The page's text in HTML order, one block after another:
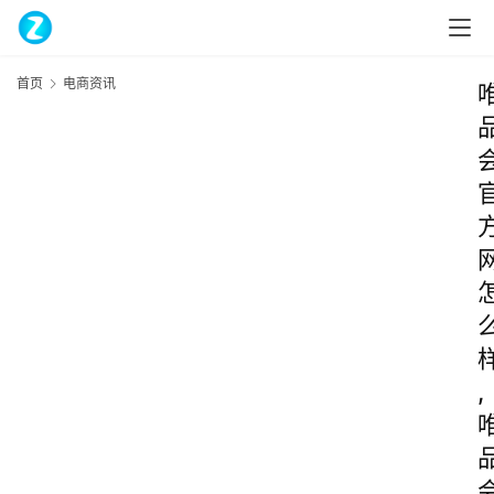
首页 电商资讯
,